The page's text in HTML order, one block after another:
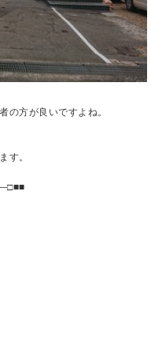
の方が良いですよね。
す。